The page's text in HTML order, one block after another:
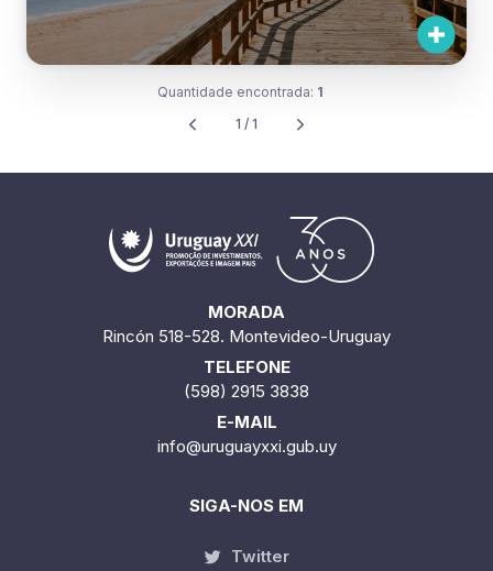
Quantidade encontrada: 1
1 / 1
MORADA
Rincón 518-528. Montevideo-Uruguay
TELEFONE
(598) 2915 3838
E-MAIL
info@uruguayxxi.gub.uy
SIGA-NOS EM
Twitter